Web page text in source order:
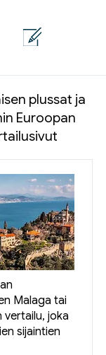
plussat ja
Euroopan
Malaga tai
vertailu, joka
sijaintien